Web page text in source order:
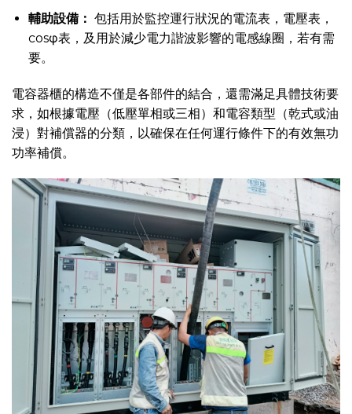
輔助設備： 包括用於監控運行狀況的電流表，電壓表，
cosφ表，及用於減少電力諧波影響的電感線圈，若有需
要。
電容器櫃的構造不僅是各部件的結合，還需滿足具體技術要
求，如根據電壓（低壓單相或三相）和電容類型（乾式或油
浸）對補償器的分類，以確保在任何運行條件下的有效無功
功率補償。